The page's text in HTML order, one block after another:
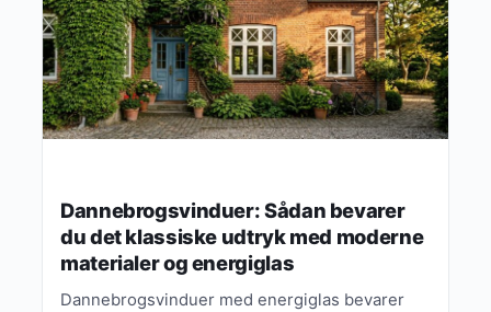
Dannebrogsvinduer: Sådan bevarer
du det klassiske udtryk med moderne
materialer og energiglas
Dannebrogsvinduer med energiglas bevarer